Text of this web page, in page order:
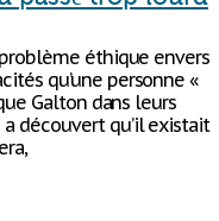
éthique envers
qu’une personne «
Galton dans leurs
découvert qu’il existait